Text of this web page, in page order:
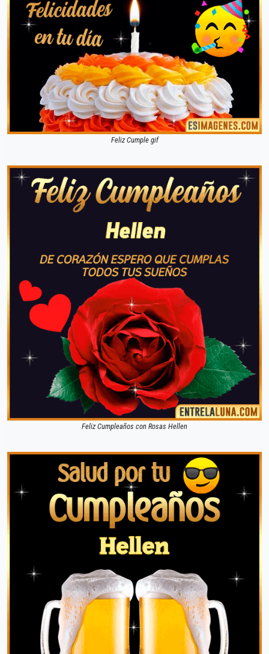
Feliz Cumple gif
Feliz Cumpleaños con Rosas Hellen